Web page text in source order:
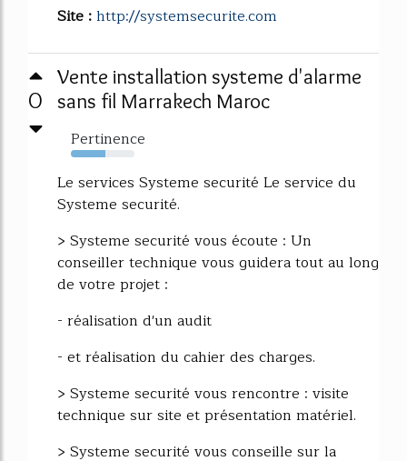
Site :http://systemsecurite.com
0
Vente installation systeme d'alarme
sans fil Marrakech Maroc
Pertinence
54%
Le services Systeme securité Le service du
Systeme securité.
> Systeme securité vous écoute : Un
conseiller technique vous guidera tout au long
de votre projet :
- réalisation d'un audit
- et réalisation du cahier des charges.
> Systeme securité vous rencontre : visite
technique sur site et présentation matériel.
> Systeme securité vous conseille sur la